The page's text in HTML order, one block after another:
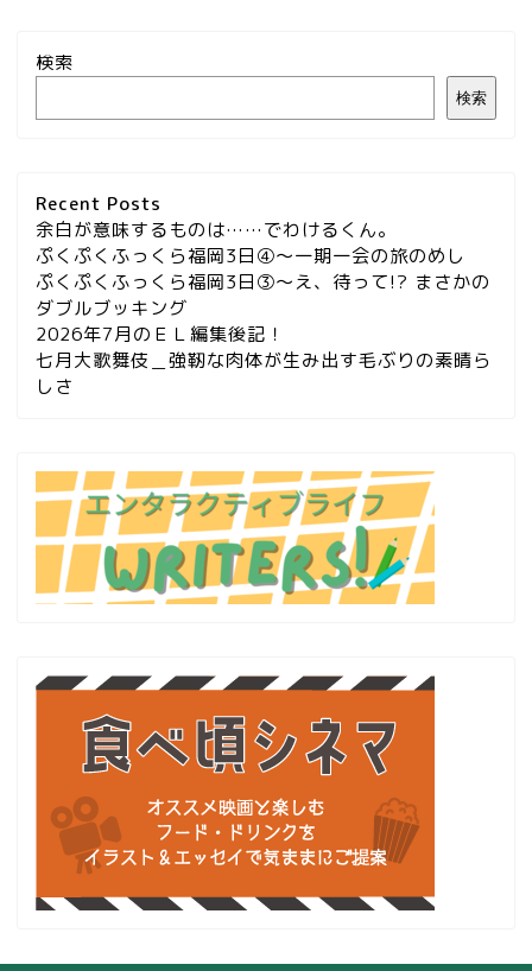
検索
検索
Recent Posts
余白が意味するものは……でわけるくん。
ぷくぷくふっくら福岡3日④～一期一会の旅のめし
ぷくぷくふっくら福岡3日③～え、待って!? まさかの
ダブルブッキング
2026年7月のＥＬ編集後記！
七月大歌舞伎＿強靭な肉体が生み出す毛ぶりの素晴ら
しさ